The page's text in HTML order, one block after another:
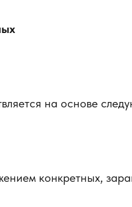
на основе
конкретных,